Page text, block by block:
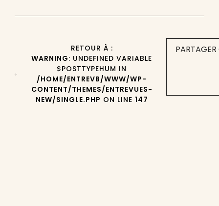
RETOUR À :
WARNING: UNDEFINED VARIABLE
$POSTTYPEHUM IN
/HOME/ENTREVB/WWW/WP-
CONTENT/THEMES/ENTREVUES-
NEW/SINGLE.PHP ON LINE 147